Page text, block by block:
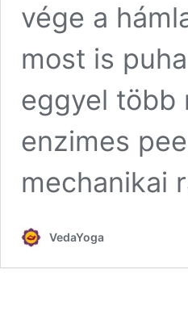
vége a
most is
eggyel több
enzimes
mechanikai
VedaYoga